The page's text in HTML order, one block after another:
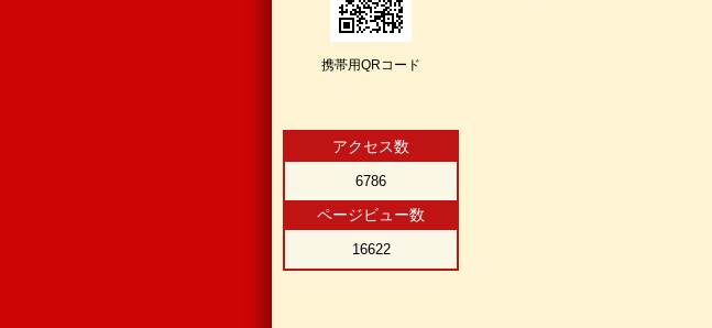
携帯用QRコード
アクセス数
6786
ページビュー数
16622